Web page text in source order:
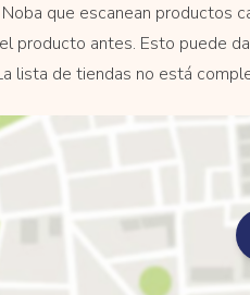
que escanean productos
producto antes. Esto puede
lista de tiendas no está